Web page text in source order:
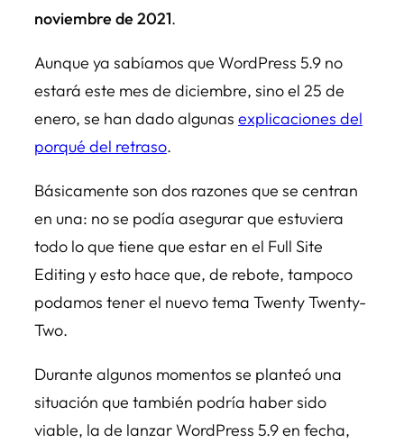
noviembre de 2021.
Aunque ya sabíamos que WordPress 5.9 no
estará este mes de diciembre, sino el 25 de
enero, se han dado algunas explicaciones del
porqué del retraso.
Básicamente son dos razones que se centran
en una: no se podía asegurar que estuviera
todo lo que tiene que estar en el Full Site
Editing y esto hace que, de rebote, tampoco
podamos tener el nuevo tema Twenty Twenty-
Two.
Durante algunos momentos se planteó una
situación que también podría haber sido
viable, la de lanzar WordPress 5.9 en fecha,